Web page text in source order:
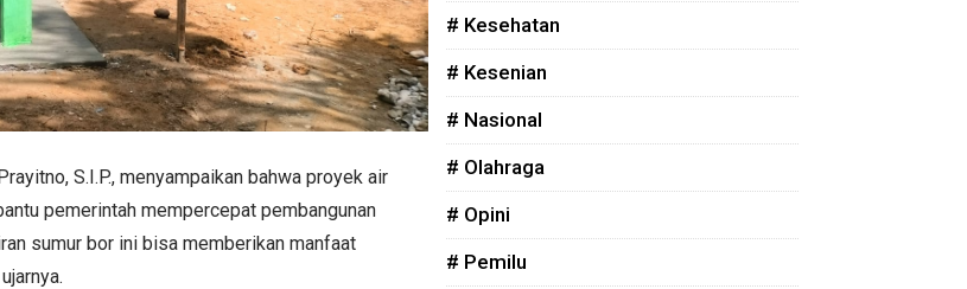
S.I.P., menyampaikan bahwa proyek air
pemerintah mempercepat pembangunan
sumur bor ini bisa memberikan manfaat
# Kesehatan
# Kesenian
# Nasional
# Olahraga
# Opini
# Pemilu